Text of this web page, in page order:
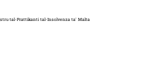
tal-Prattikanti tal-Insolvenza ta' Malta